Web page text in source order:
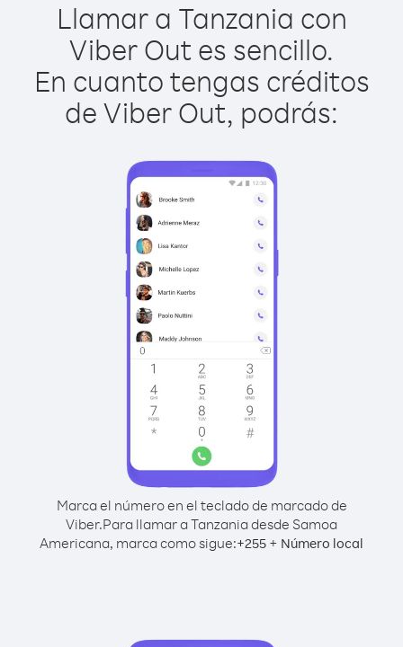
Llamar a Tanzania con
Viber Out es sencillo.
En cuanto tengas créditos
de Viber Out, podrás:
Marca el número en el teclado de marcado de
Viber.Para llamar a Tanzania desde Samoa
Americana, marca como sigue:+255 + Número local